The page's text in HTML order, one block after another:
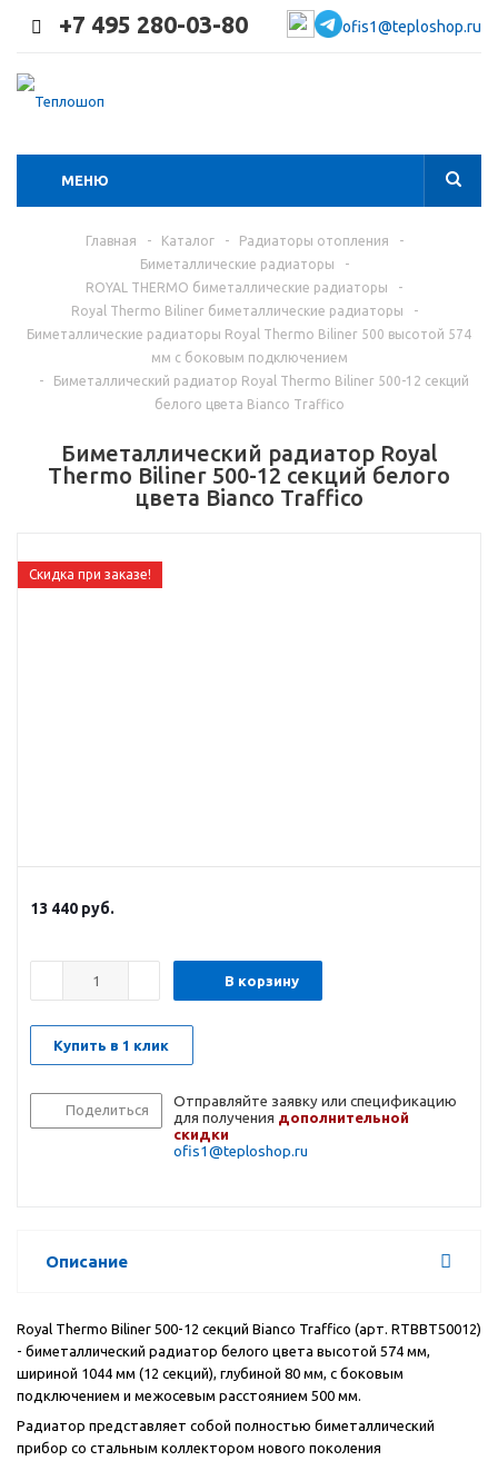
+7 495 280-03-80 ofis1@teploshop.ru
МЕНЮ
Главная - Каталог - Радиаторы отопления
-
Биметаллические радиаторы
-
ROYAL THERMO биметаллические радиаторы
-
Royal Thermo Biliner биметаллические радиаторы
-
Биметаллические радиаторы Royal Thermo Biliner 500 высотой 574
мм с боковым подключением
-
Биметаллический радиатор Royal Thermo Biliner 500-12 секций
белого цвета Bianco Traffico
Биметаллический радиатор Royal
Thermo Biliner 500-12 секций белого
цвета Bianco Traffico
Скидка при заказе!
13 440 руб.
В корзину
Купить в 1 клик
Поделиться
Отправляйте заявку или спецификацию
для получения дополнительной
скидки
ofis1@teploshop.ru
Описание
Royal Thermo Biliner 500-12 секций Bianco Traffico (арт. RTBBT50012)
- биметаллический радиатор белого цвета высотой 574 мм,
шириной 1044 мм (12 секций), глубиной 80 мм, с боковым
подключением и межосевым расстоянием 500 мм.
Радиатор представляет собой полностью биметаллический
прибор со стальным коллектором нового поколения